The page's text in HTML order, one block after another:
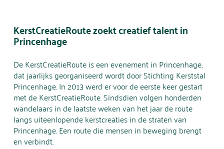
KerstCreatieRoute zoekt creatief talent in
Princenhage
De KerstCreatieRoute is een evenement in Princenhage,
dat jaarlijks georganiseerd wordt door Stichting Kerststal
Princenhage. In 2013 werd er voor de eerste keer gestart
met de KerstCreatieRoute. Sindsdien volgen honderden
wandelaars in de laatste weken van het jaar de route
langs uiteenlopende kerstcreaties in de straten van
Princenhage. Een route die mensen in beweging brengt
en verbindt.